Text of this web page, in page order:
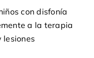
con disfonía
a la terapia
lesiones